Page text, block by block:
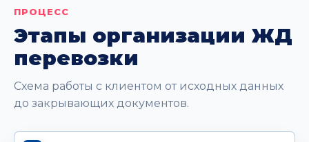
ПРОЦЕСС
Этапы организации ЖД
перевозки
Схема работы с клиентом от исходных данных
до закрывающих документов.